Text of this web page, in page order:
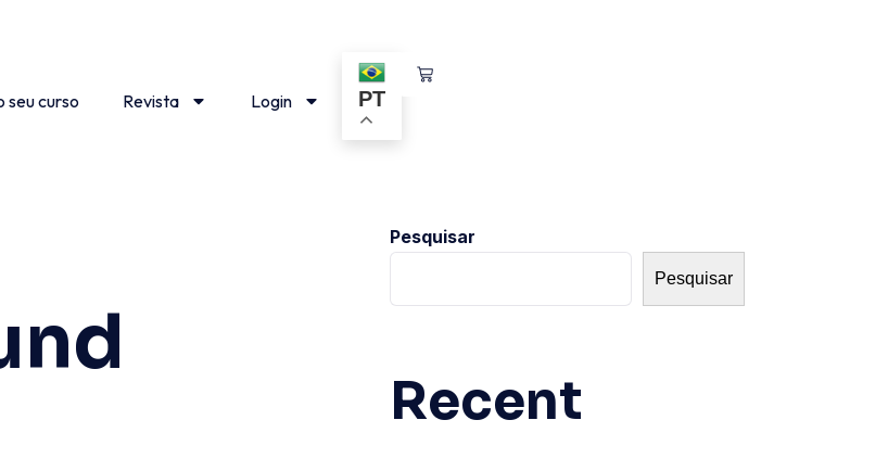
seu curso Revista Login PT
Pesquisar
Pesquisar
Recent